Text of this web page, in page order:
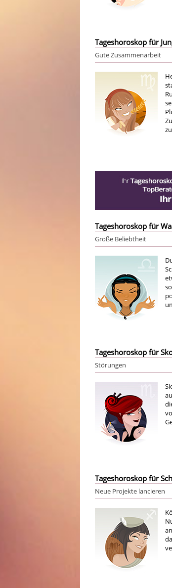
Tageshoroskop für
Gute Zusammenarbeit
Tageshoroskop für
Große Beliebtheit
Tageshoroskop für
Störungen
Tageshoroskop für
Neue Projekte lancieren